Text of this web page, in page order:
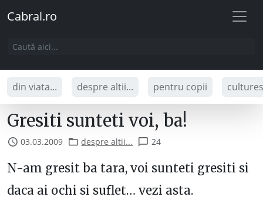
Cabral.ro
din viata... despre altii... pentru copii
Gresiti sunteti voi, ba!
03.03.2009 despre altii... 24
N-am gresit ba tara, voi sunteti gresiti si
daca ai ochi si suflet… vezi asta.